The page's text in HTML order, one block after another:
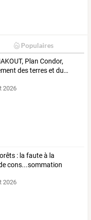
Populaires
Plan Condor,
desterreset du…
2026
: la faute à la
cons...sommation
2026